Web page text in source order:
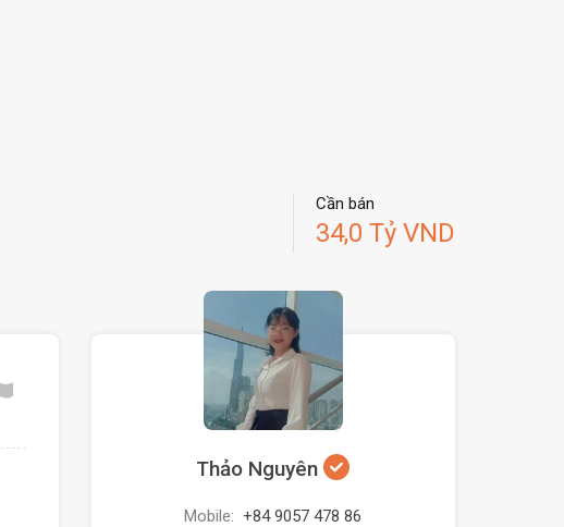
Cần bán
34,0 Tỷ VND
Thảo Nguyên
Mobile: +84 9057 478 86